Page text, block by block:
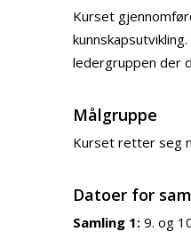
Kurset
ledergruppen der
Målgruppe
Kurset retter seg
Datoer for
Samling 1: 9. og